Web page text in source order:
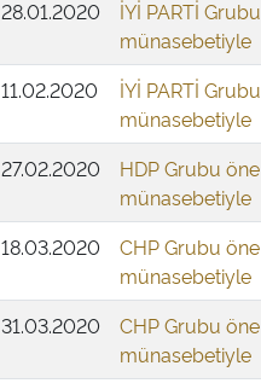
28.01.2020
İYİ PARTİ
münasebetiyle
11.02.2020
İYİ PARTİ
münasebetiyle
27.02.2020
HDP Grubu
münasebetiyle
18.03.2020
CHP Grubu
münasebetiyle
31.03.2020
CHP Grubu
münasebetiyle